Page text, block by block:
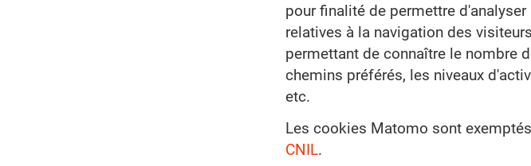
pour finalité de permettre
relatives à la navigation des
permettant de connaître le nombre
chemins préférés, les niveaux
etc.
Les cookies Matomo sont
CNIL.